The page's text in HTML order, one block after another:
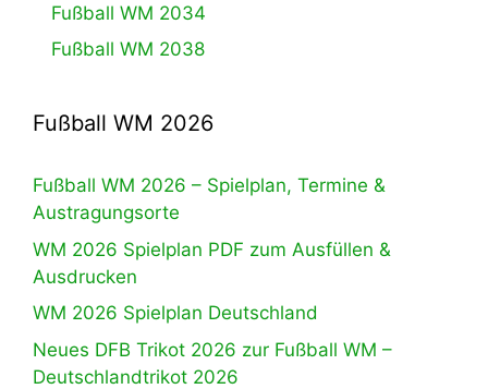
Fußball WM 2034
Fußball WM 2038
Fußball WM 2026
Fußball WM 2026 – Spielplan, Termine &
Austragungsorte
WM 2026 Spielplan PDF zum Ausfüllen &
Ausdrucken
WM 2026 Spielplan Deutschland
Neues DFB Trikot 2026 zur Fußball WM –
Deutschlandtrikot 2026